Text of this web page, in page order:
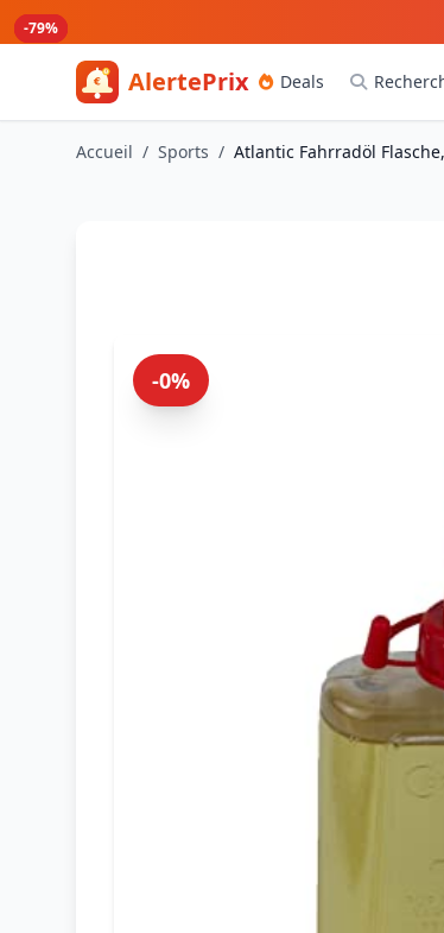
Aller au contenu principal
AlertePrix
Meilleurs deals Amazon France
Deals
Accueil / Sports / Atlantic Fahrradöl
-0%
-79%
-79%
-79%
-79%